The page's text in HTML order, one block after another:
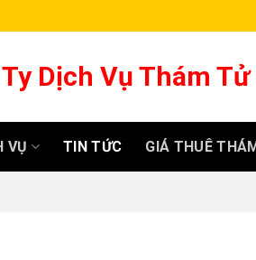
Dịch Vụ Thám
VỤ TIN TỨC GIÁ THUÊ